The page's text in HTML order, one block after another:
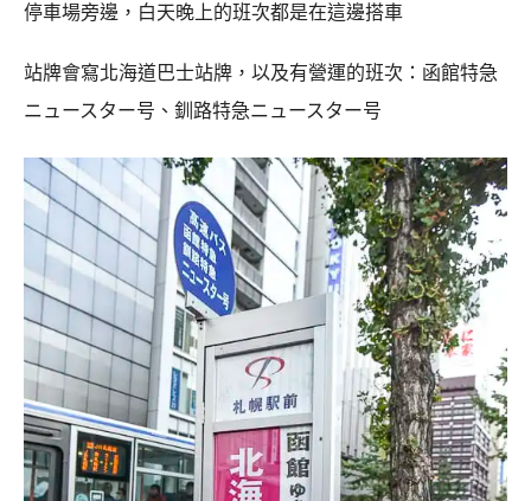
停車場旁邊，白天晚上的班次都是在這邊搭車
站牌會寫北海道巴士站牌，以及有營運的班次：函館特急
ニュースター号、釧路特急ニュースター号